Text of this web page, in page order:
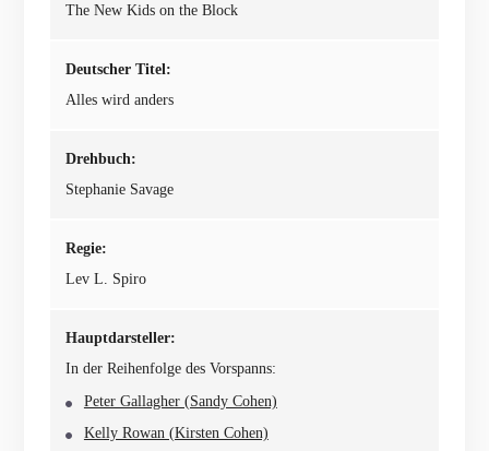
The New Kids on the Block
Deutscher Titel:
Alles wird anders
Drehbuch:
Stephanie Savage
Regie:
Lev L. Spiro
Hauptdarsteller:
In der Reihenfolge des Vorspanns:
Peter Gallagher (Sandy Cohen)
Kelly Rowan (Kirsten Cohen)